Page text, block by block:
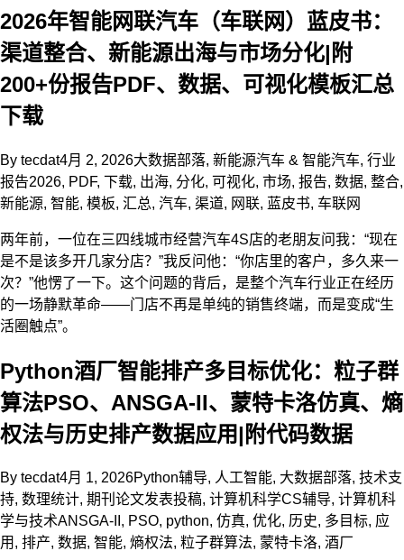
2026年智能网联汽车（车联网）蓝皮书：
渠道整合、新能源出海与市场分化|附
200+份报告PDF、数据、可视化模板汇总
下载
By tecdat4月 2, 2026大数据部落, 新能源汽车 & 智能汽车, 行业
报告2026, PDF, 下载, 出海, 分化, 可视化, 市场, 报告, 数据, 整合,
新能源, 智能, 模板, 汇总, 汽车, 渠道, 网联, 蓝皮书, 车联网
两年前，一位在三四线城市经营汽车4S店的老朋友问我：“现在
是不是该多开几家分店？”我反问他：“你店里的客户，多久来一
次？”他愣了一下。这个问题的背后，是整个汽车行业正在经历
的一场静默革命——门店不再是单纯的销售终端，而是变成“生
活圈触点”。
Python酒厂智能排产多目标优化：粒子群
算法PSO、ANSGA-II、蒙特卡洛仿真、熵
权法与历史排产数据应用|附代码数据
By tecdat4月 1, 2026Python辅导, 人工智能, 大数据部落, 技术支
持, 数理统计, 期刊论文发表投稿, 计算机科学CS辅导, 计算机科
学与技术ANSGA-II , PSO, python, 仿真, 优化, 历史, 多目标, 应
用 , 排产, 数据, 智能, 熵权法, 粒子群算法, 蒙特卡洛, 酒厂